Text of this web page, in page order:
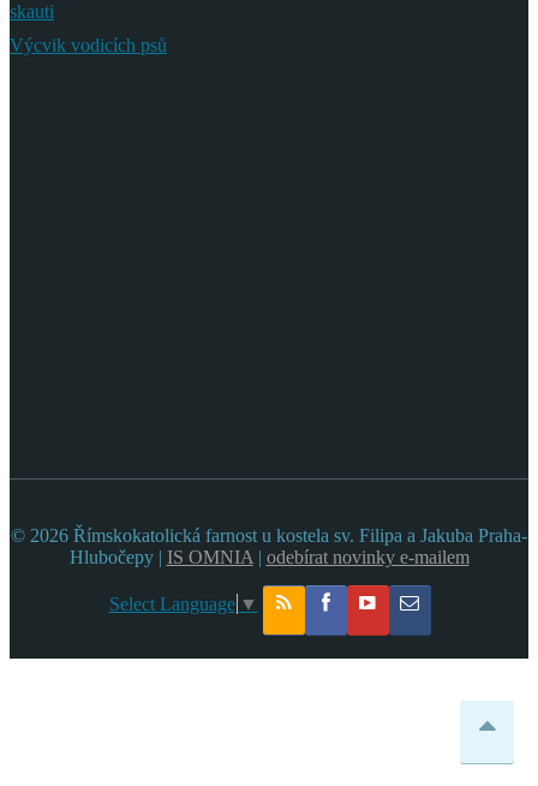
skauti
Výcvik vodicích psů
© 2026 Římskokatolická farnost u kostela sv. Filipa a Jakuba Praha-
Hlubočepy | IS OMNIA | odebírat novinky e-mailem
Select Language ▼